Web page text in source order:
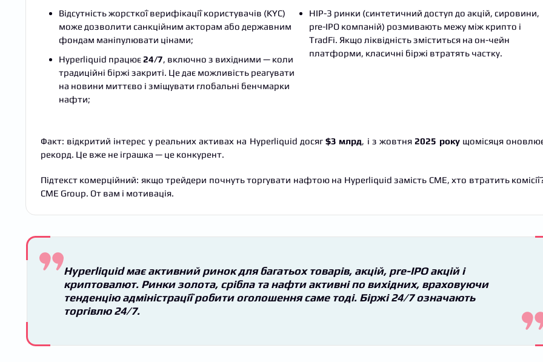
Відсутність жорсткої верифікації користувачів (KYC)
може дозволити санкційним акторам або державним
фондам маніпулювати цінами;
Hyperliquid працює24/7, включно з вихідними — коли
традиційні біржі закриті. Це дає можливість реагувати
на новини миттєво і зміщувати глобальні бенчмарки
нафти;
HIP-3 ринки (синтетичний доступ до акцій, сировини,
pre-IPO компаній) розмивають межу між крипто і
TradFi. Якщо ліквідність зміститься на он-чейн
платформи, класичні біржі втратять частку.
Факт: відкритий інтерес у реальних активах на Hyperliquid досяг$3 млрд, і з жовтня2025 рокущомісяця
рекорд. Це вже не іграшка — це конкурент.
Підтекст комерційний: якщо трейдери почнуть торгувати нафтою на Hyperliquid замість CME, хто втратить
CME Group. От вам і мотивація.
Hyperliquid має активний ринок для багатьох товарів, акцій, pre-IPO акцій і
криптовалют. Ринки золота, срібла та нафти активні по вихідних, враховуючи
тенденцію адміністрації робити оголошення саме тоді. Біржі 24/7 означають
торгівлю 24/7.